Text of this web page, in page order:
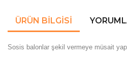
ÜRÜN BILGISI
Sosis balonlar şekil vermeye müsait